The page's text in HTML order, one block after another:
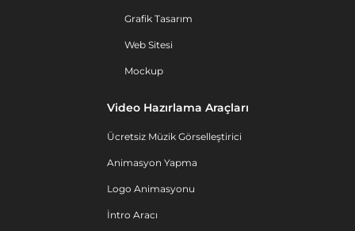
Grafik Tasarım
Web Sitesi
Mockup
Video Hazırlama Araçları
Ücretsiz Müzik Görselleştirici
Animasyon Yapma
Logo Animasyonu
İntro Aracı